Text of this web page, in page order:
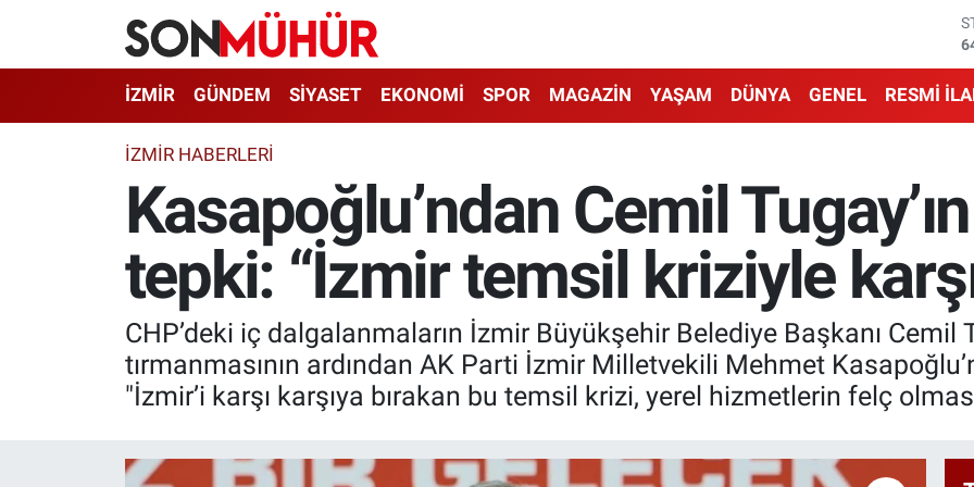
İZMİR GÜNDEM SİYASET EKONOMİ SPOR MAGAZİN YAŞAM DÜNYA GENEL RESMİ
İZMIR HABERLERI
Kasapoğlu’ndan Cemil
tepki: “İzmir temsil kriziyle
CHP’deki iç dalgalanmaların İzmir Büyükşehir Belediye Başkanı Cemil
tırmanmasının ardından AK Parti İzmir Milletvekili Mehmet
"İzmir’i karşı karşıya bırakan bu temsil krizi, yerel hizmetlerin felç
İzmir Nöbetçi Eczaneler
İzmir Hava Durumu
İzmir Namaz Vakitleri
İzmir Trafik Yoğunluk Haritası
Süper Lig Puan Durumu ve Fikstür
Tüm Manşetler
Haber Arşivi